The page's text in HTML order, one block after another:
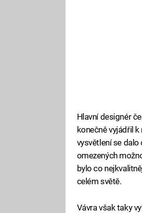
Hlavní designér
konečně vyjádřil
vysvětlení se
omezených
bylo co
celém světě.
Vávra však taky